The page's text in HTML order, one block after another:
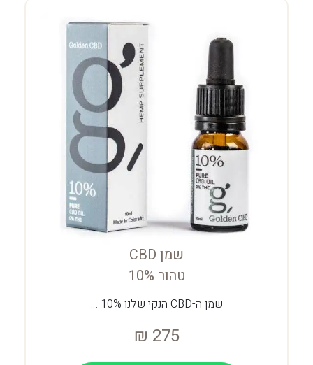
שמן CBD
טהור 10%
שמן ה-CBD הנקי שלנו 10% …
₪ 275